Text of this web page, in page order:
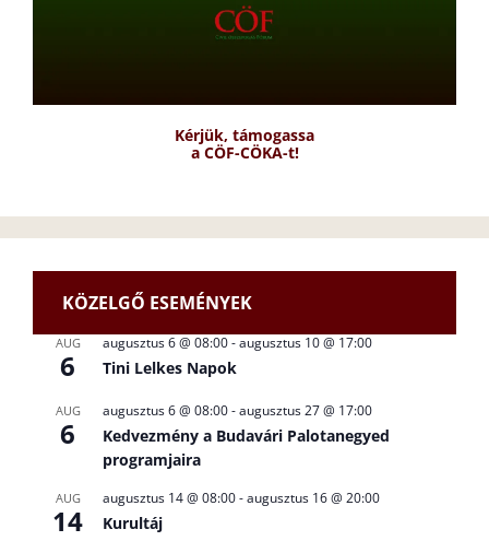
Kérjük, támogassa
a CÖF-CÖKA-t!
KÖZELGŐ ESEMÉNYEK
AUG
6
augusztus 6 @ 08:00-augusztus 10 @ 17:00
Tini Lelkes Napok
AUG
6
augusztus 6 @ 08:00-augusztus 27 @ 17:00
Kedvezmény a Budavári Palotanegyed
programjaira
AUG
14
augusztus 14 @ 08:00-augusztus 16 @ 20:00
Kurultáj